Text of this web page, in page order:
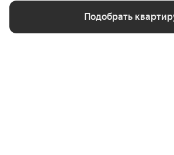
Подобрать